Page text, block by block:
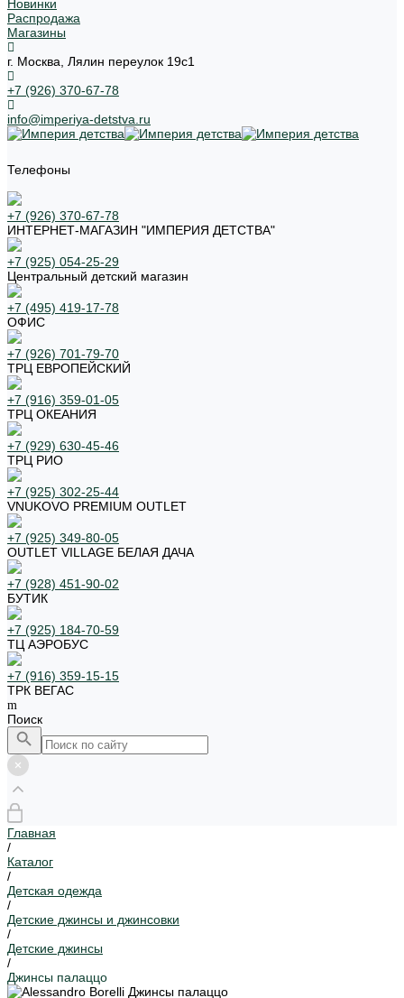
Новинки
Распродажа
Магазины
г. Москва, Лялин переулок 19с1
+7 (926) 370-67-78
info@imperiya-detstva.ru
Телефоны
+7 (926) 370-67-78
ИНТЕРНЕТ-МАГАЗИН "ИМПЕРИЯ ДЕТСТВА"
+7 (925) 054-25-29
Центральный детский магазин
+7 (495) 419-17-78
ОФИС
+7 (926) 701-79-70
ТРЦ ЕВРОПЕЙСКИЙ
+7 (916) 359-01-05
ТРЦ ОКЕАНИЯ
+7 (929) 630-45-46
ТРЦ РИО
+7 (925) 302-25-44
VNUKOVO PREMIUM OUTLET
+7 (925) 349-80-05
OUTLET VILLAGE БЕЛАЯ ДАЧА
+7 (928) 451-90-02
БУТИК
+7 (925) 184-70-59
ТЦ АЭРОБУС
+7 (916) 359-15-15
ТРК ВЕГАС
Поиск
Главная
/
Каталог
/
Детская одежда
/
Детские джинсы и джинсовки
/
Детские джинсы
/
Джинсы палаццо